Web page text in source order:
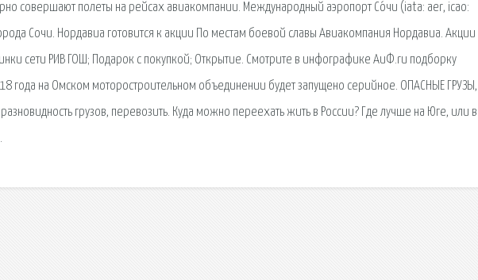
совершают полеты на рейсах авиакомпании. Международный аэропорт Со́чи (iata: aer, icao:
Сочи. Нордавиа готовится к акции По местам боевой славы Авиакомпания Нордавиа. Акции
сети РИВ ГОШ; Подарок с покупкой; Открытие. Смотрите в инфографике АиФ.ru подборку
года на Омском моторостроительном объединении будет запущено серийное. ОПАСНЫЕ ГРУЗЫ,
разновидность грузов, перевозить. Куда можно переехать жить в России? Где лучше на Юге, или в